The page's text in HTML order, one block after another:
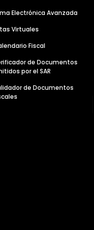
Electrónica Avanzada
Virtuales
Fiscal
de Documentos
por el SAR
de Documentos